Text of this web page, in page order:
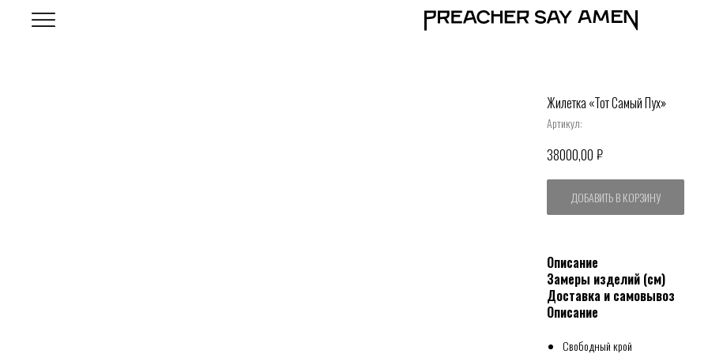
Жилетка «Тот Самый Пух»
Артикул:
38000,00 ₽
ДОБАВИТЬ В КОРЗИНУ
Описание
Замеры изделий (см)
Доставка и самовывоз
Описание
Свободный крой